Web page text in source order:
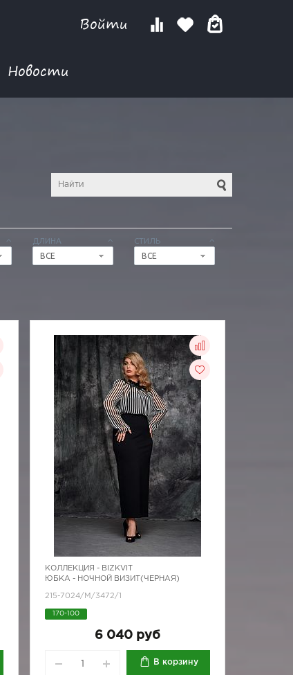
Войти
Новости
ДЛИНА
ВСЕ
СТИЛЬ
ВСЕ
КОЛЛЕКЦИЯ - BIZKVIT
ЮБКА - НОЧНОЙ ВИЗИТ(ЧЕРНАЯ)
215-7024/M/3472/1
170-100
6 040 руб
В корзину